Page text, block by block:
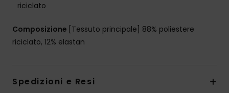
riciclato
Composizione [Tessuto principale] 88% poliestere
riciclato, 12% elastan
Spedizioni e Resi